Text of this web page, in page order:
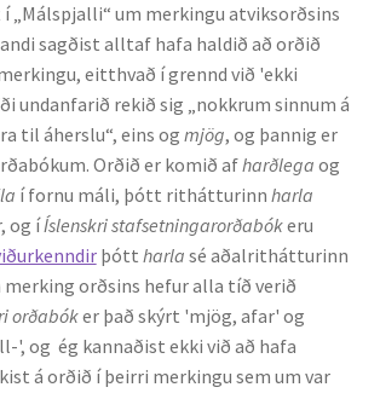
í „Málspjalli“ um merkingu atviksorðsins
sagðist alltaf hafa haldið að orðið
eitthvað í grennd við 'ekki
undanfarið rekið sig „nokkrum sinnum á
til áherslu“, eins og mjög, og þannig er
Orðið er komið afharðlega og
í fornu máli, þótt rithátturinn harla
og íÍslenskri stafsetningarorðabókeru
þótt harla sé aðalrithátturinn
orðsins hefur alla tíð verið
orðabóker það skýrt 'mjög, afar' og
', og ég kannaðist ekki við að hafa
á orðið í þeirri merkingu sem um var